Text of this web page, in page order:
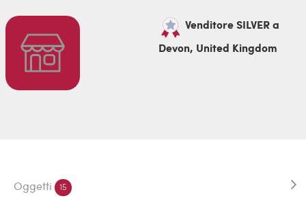
Venditore SILVER a
Devon, United Kingdom
Oggetti 15